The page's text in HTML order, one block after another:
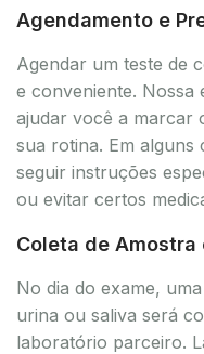
Agendamento e
Agendar um teste de
e conveniente. Nossa
ajudar você a marcar
sua rotina. Em alguns
seguir instruções
ou evitar certos
Coleta de Amostra
No dia do exame,
urina ou saliva será
laboratório parceiro.